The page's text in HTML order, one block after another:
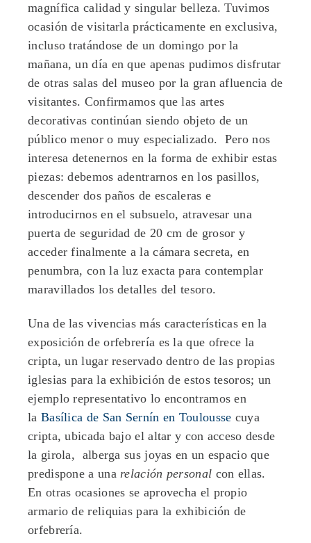
magnífica calidad y singular belleza. Tuvimos
ocasión de visitarla prácticamente en exclusiva,
incluso tratándose de un domingo por la
mañana, un día en que apenas pudimos disfrutar
de otras salas del museo por la gran afluencia de
visitantes. Confirmamos que las artes
decorativas continúan siendo objeto de un
público menor o muy especializado. Pero nos
interesa detenernos en la forma de exhibir estas
piezas: debemos adentrarnos en los pasillos,
descender dos paños de escaleras e
introducirnos en el subsuelo, atravesar una
puerta de seguridad de 20 cm de grosor y
acceder finalmente a la cámara secreta, en
penumbra, con la luz exacta para contemplar
maravillados los detalles del tesoro.
Una de las vivencias más características en la
exposición de orfebrería es la que ofrece la
cripta, un lugar reservado dentro de las propias
iglesias para la exhibición de estos tesoros; un
ejemplo representativo lo encontramos en
la Basílica de San Sernín en Toulousse cuya
cripta, ubicada bajo el altar y con acceso desde
la girola, alberga sus joyas en un espacio que
predispone a una relación personal con ellas.
En otras ocasiones se aprovecha el propio
armario de reliquias para la exhibición de
orfebrería.